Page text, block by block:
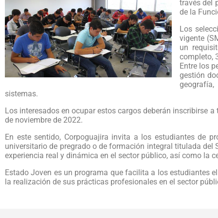
través del
de la
Los
vigente
un
completo,
Entre los
gestión
sistemas.
Los interesados en ocupar estos cargos deberán inscribirse
de noviembre de 2022.
En este sentido, Corpoguajira invita a los estudiantes de
universitario de pregrado o de formación integral titulada
experiencia real y dinámica en el sector público, así como la
Estado Joven es un programa que facilita a los estudiantes
la realización de sus prácticas profesionales en el sector